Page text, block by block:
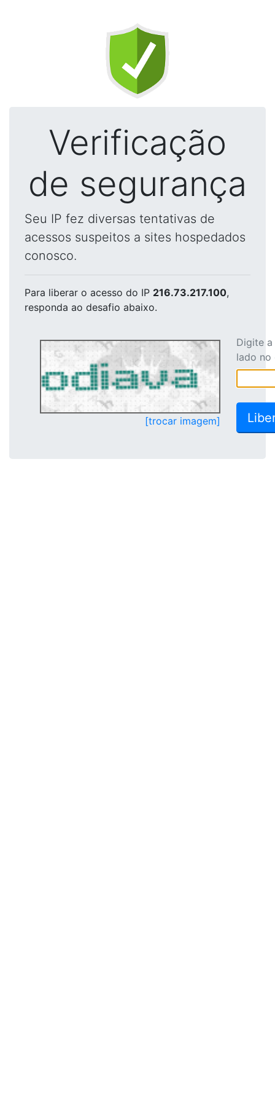
Verificação
de segurança
Seu IP fez diversas tentativas de
acessos suspeitos a sites hospedados
conosco.
Para liberar o acesso do IP 216.73.217.100,
responda ao desafio abaixo.
[trocar imagem]
Digite
lado no